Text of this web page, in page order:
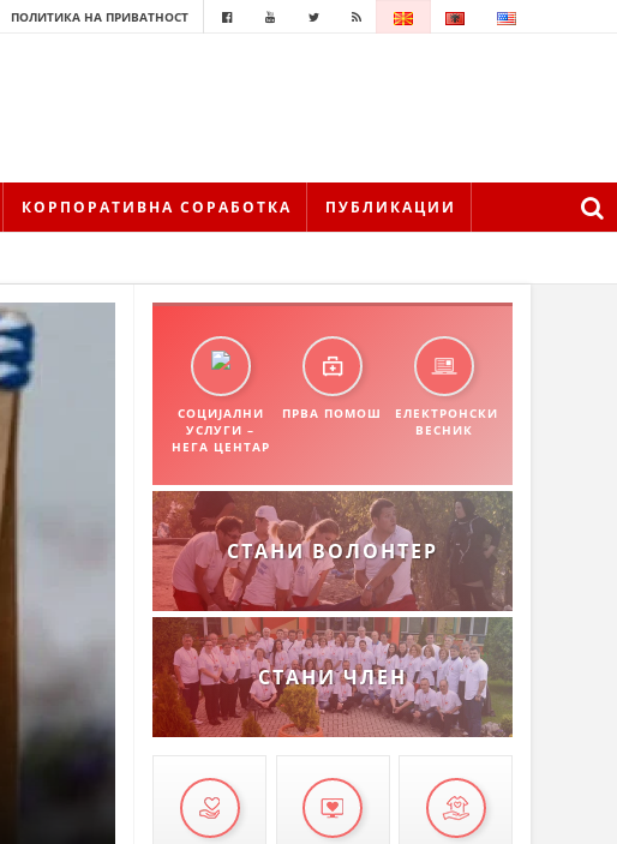
ПОЛИТИКА НА ПРИВАТНОСТ
КОРПОРАТИВНА СОРАБОТКА ПУБЛИКАЦИИ
СОЦИЈАЛНИ
УСЛУГИ –
НЕГА ЦЕНТАР
ПРВА ПОМОШ
ЕЛЕКТРОНСКИ
ВЕСНИК
СТАНИ ВОЛОНТЕР
СТАНИ ЧЛЕН